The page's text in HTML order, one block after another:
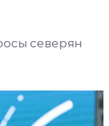
северян